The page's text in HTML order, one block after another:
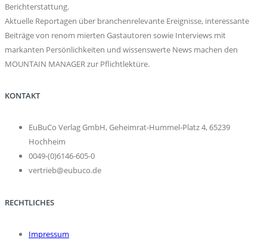
Berichterstattung.
Aktuelle Reportagen über branchenrelevante Ereignisse, interessante
Beiträge von renom mierten Gastautoren sowie Interviews mit
markanten Persönlichkeiten und wissenswerte News machen den
MOUNTAIN MANAGER zur Pflichtlektüre.
KONTAKT
EuBuCo Verlag GmbH, Geheimrat-Hummel-Platz 4, 65239
Hochheim
0049-(0)6146-605-0
vertrieb@eubuco.de
RECHTLICHES
Impressum